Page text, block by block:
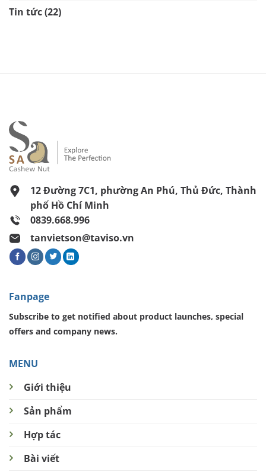
Tin tức(22)
12 Đường 7C1, phường An Phú, Thủ Đức, Thành
phố Hồ Chí Minh
0839.668.996
tanvietson@taviso.vn
MENU
Giới thiệu
Sản phẩm
Hợp tác
Bài viết
Fanpage
Subscribe to get notified about product launches, special
offers and company news.